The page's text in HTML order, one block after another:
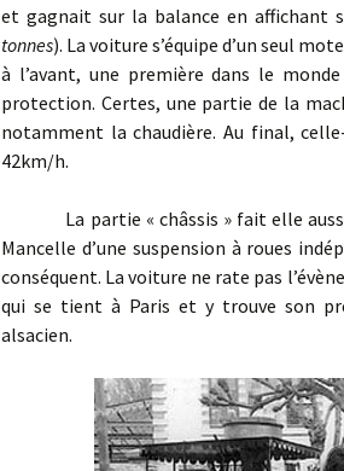
et gagnait sur la balance en affichant
tonnes). La voiture s’équipe d’un seul
à l’avant, une première dans le
protection. Certes, une partie de la
notamment la chaudière. Au final,
42km/h.
La partie « châssis » fait elle aussi
Mancelle d’une suspension à roues
conséquent. La voiture ne rate pas
qui se tient à Paris et y trouve son
alsacien.